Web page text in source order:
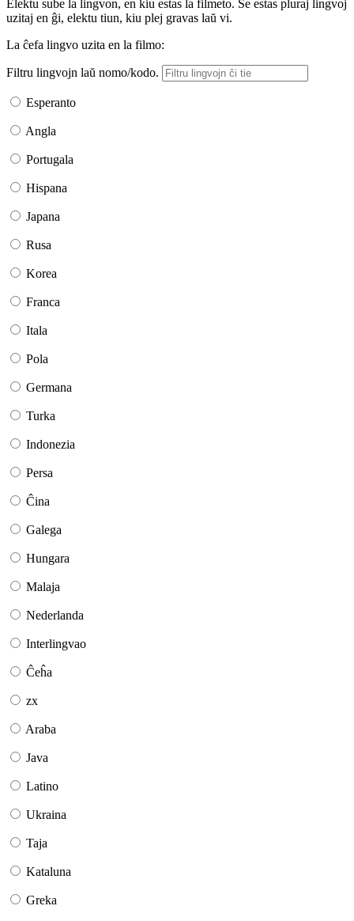
Elektu sube la lingvon, en kiu estas la filmeto. Se estas pluraj lingvoj
uzitaj en ĝi, elektu tiun, kiu plej gravas laŭ vi.
La ĉefa lingvo uzita en la filmo:
Filtru lingvojn laŭ nomo/kodo.
Esperanto
Angla
Portugala
Hispana
Japana
Rusa
Korea
Franca
Itala
Pola
Germana
Turka
Indonezia
Persa
Ĉina
Galega
Hungara
Malaja
Nederlanda
Interlingvao
Ĉeĥa
zx
Araba
Java
Latino
Ukraina
Taja
Kataluna
Greka